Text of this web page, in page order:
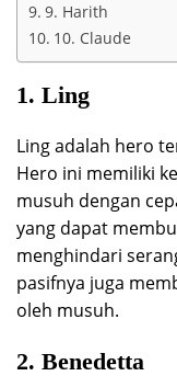
9. Harith
10. Claude
1. Ling
Ling adalah hero
Hero ini memiliki
musuh dengan
yang dapat
menghindari
pasifnya juga
oleh musuh.
2. Benedetta